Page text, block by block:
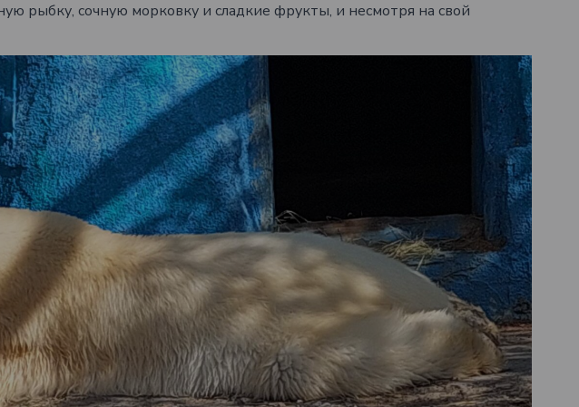
рыбку, сочную морковку и сладкие фрукты, и несмотря на свой